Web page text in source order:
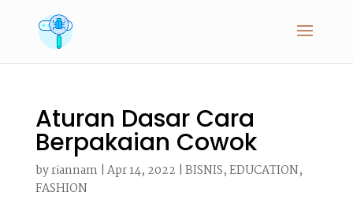
Aturan Dasar Cara
Berpakaian Cowok
byriannam | Apr 14, 2022 | BISNIS,EDUCATION,
FASHION